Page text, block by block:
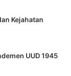
Kejahatan
UUD 1945